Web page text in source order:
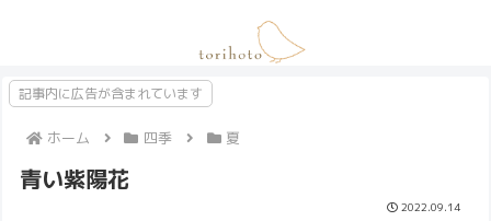
記事内に広告が含まれています
ホーム 四季 夏
青い紫陽花
2022.09.14